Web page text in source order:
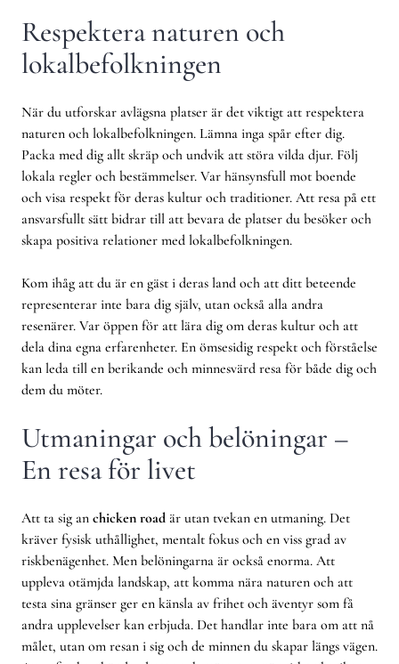
Respektera naturen och
lokalbefolkningen
När du utforskar avlägsna platser är det viktigt att respektera
naturen och lokalbefolkningen. Lämna inga spår efter dig.
Packa med dig allt skräp och undvik att störa vilda djur. Följ
lokala regler och bestämmelser. Var hänsynsfull mot boende
och visa respekt för deras kultur och traditioner. Att resa på ett
ansvarsfullt sätt bidrar till att bevara de platser du besöker och
skapa positiva relationer med lokalbefolkningen.
Kom ihåg att du är en gäst i deras land och att ditt beteende
representerar inte bara dig själv, utan också alla andra
resenärer. Var öppen för att lära dig om deras kultur och att
dela dina egna erfarenheter. En ömsesidig respekt och förståelse
kan leda till en berikande och minnesvärd resa för både dig och
dem du möter.
Utmaningar och belöningar –
En resa för livet
Att ta sig an chicken road är utan tvekan en utmaning. Det
kräver fysisk uthållighet, mentalt fokus och en viss grad av
riskbenägenhet. Men belöningarna är också enorma. Att
uppleva otämjda landskap, att komma nära naturen och att
testa sina gränser ger en känsla av frihet och äventyr som få
andra upplevelser kan erbjuda. Det handlar inte bara om att nå
målet, utan om resan i sig och de minnen du skapar längs vägen.